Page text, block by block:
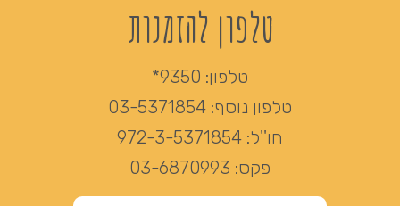
טלפון להזמנות
טלפון: 9350*
טלפון נוסף: 03-5371854
חו''ל: 972-3-5371854
פקס: 03-6870993